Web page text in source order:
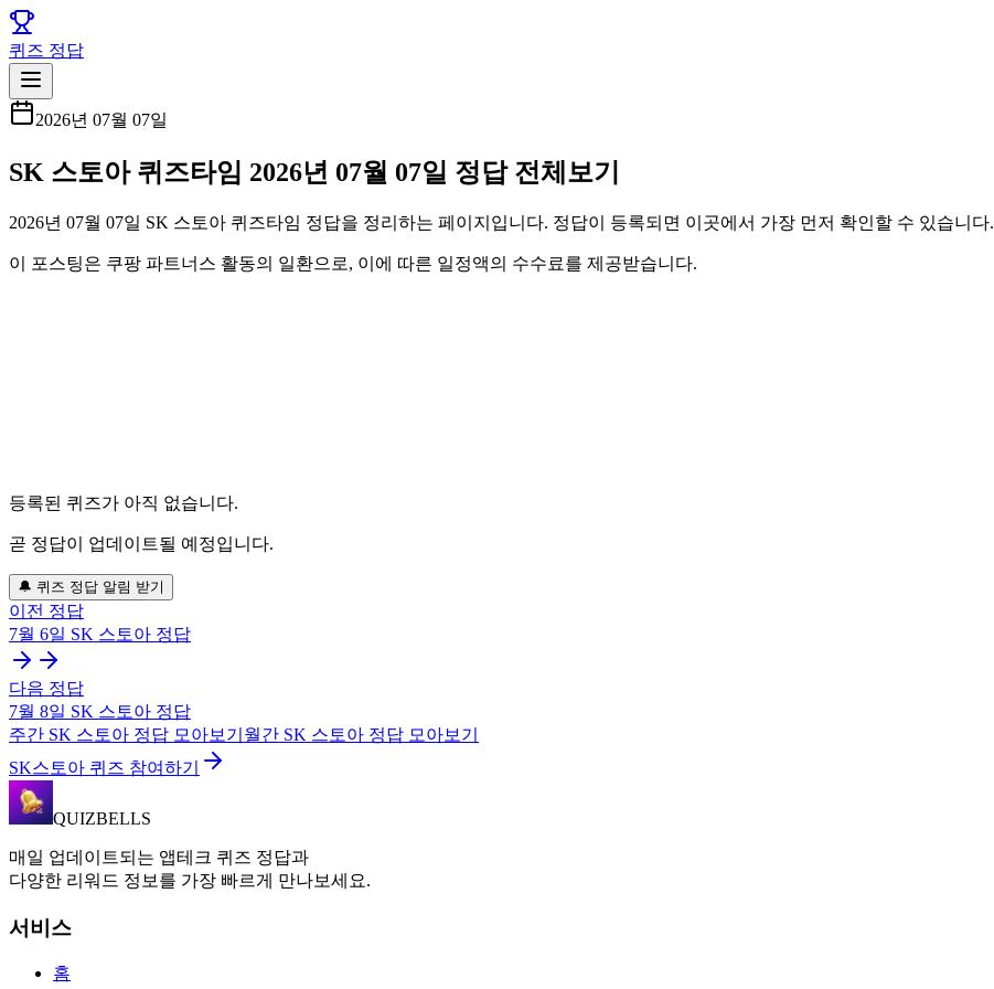
퀴즈 정답
2026년 07월 07일
SK 스토아 퀴즈타임 2026년 07월 07일 정답 전체보기
2026년 07월 07일 SK 스토아 퀴즈타임 정답을 정리하는 페이지입니다. 정답이 등록되면 이곳에서 가장 먼저 확인할 수 있습니다.
이 포스팅은 쿠팡 파트너스 활동의 일환으로, 이에 따른 일정액의 수수료를 제공받습니다.
등록된 퀴즈가 아직 없습니다.
곧 정답이 업데이트될 예정입니다.
🔔 퀴즈 정답 알림 받기
이전 정답
7월 6일 SK 스토아 정답
다음 정답
7월 8일 SK 스토아 정답
주간 SK 스토아 정답 모아보기 월간 SK 스토아 정답 모아보기
SK스토아 퀴즈 참여하기
QUIZBELLS
매일 업데이트되는 앱테크 퀴즈 정답과
다양한 리워드 정보를 가장 빠르게 만나보세요.
서비스
홈